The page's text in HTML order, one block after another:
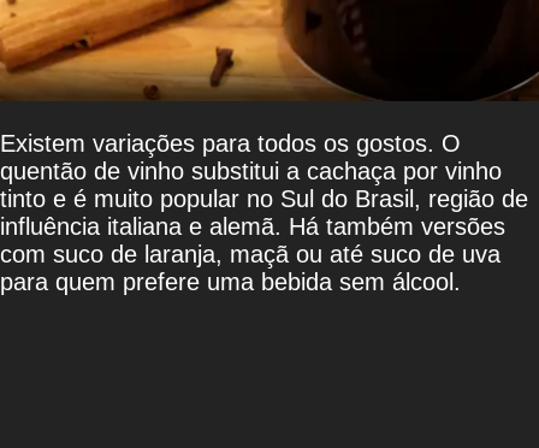
Existem variações para todos os gostos. O
quentão de vinho substitui a cachaça por vinho
tinto e é muito popular no Sul do Brasil, região de
influência italiana e alemã. Há também versões
com suco de laranja, maçã ou até suco de uva
para quem prefere uma bebida sem álcool.